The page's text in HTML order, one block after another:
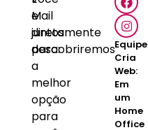
e
juntos
descobriremos
a
melhor
opção
para
Mail
diretamente
para:
Equipe
Cria
Web:
Em
um
Home
Office